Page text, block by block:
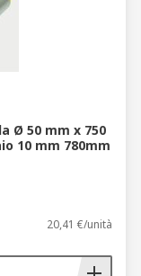
Ø 50 mm x 750
10 mm 780mm
20,41 €/unità